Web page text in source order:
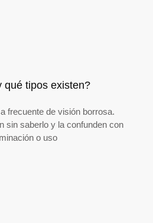
qué tipos existen?
frecuente de visión borrosa.
sin saberlo y la confunden con
o uso